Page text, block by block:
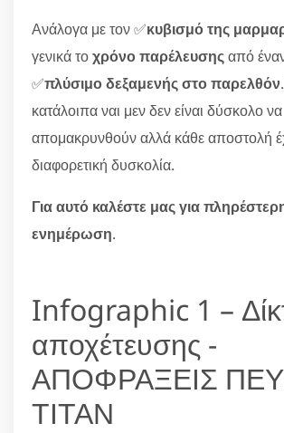
Ανάλογα με τον ✅κυβισμό της
γενικά τοχρόνο παρέλευσηςαπό
✅πλύσιμο δεξαμενής στο παρελθόν
κατάλοιπα ναι μεν δεν είναι δύσκολο να
απομακρυνθούν αλλά κάθε αποστολή
διαφορετική δυσκολία.
Για αυτό καλέστε μας για
ενημέρωση.
Infographic 1 –
αποχέτευσης -
ΑΠΟΦΡΑΞΕΙΣ
ΤΙΤΑΝ